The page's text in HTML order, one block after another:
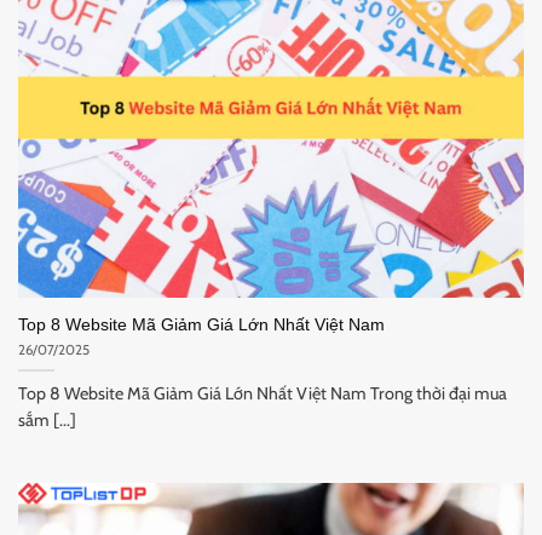
Top 8 Website Mã Giảm Giá Lớn Nhất Việt Nam
26/07/2025
Top 8 Website Mã Giảm Giá Lớn Nhất Việt Nam Trong thời đại mua
sắm [...]